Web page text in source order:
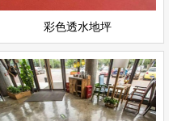
彩色透水地坪
复古地坪
环氧地坪